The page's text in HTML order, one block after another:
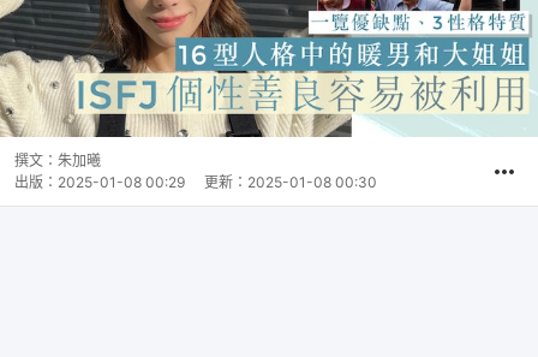
撰文： 朱加曦
出版： 2025-01-08 00:29 更新： 2025-01-08 00:30